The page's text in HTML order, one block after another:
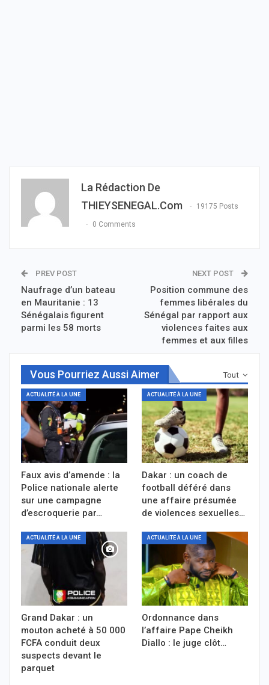
La Rédaction De
THIEYSENEGAL.com
19175 Posts
0 Comments
PREV POST
Naufrage d’un bateau
en Mauritanie : 13
Sénégalais figurent
parmi les 58 morts
NEXT POST
Position commune des
femmes libérales du
Sénégal par rapport aux
violences faites aux
femmes et aux filles
Tout
Vous Pourriez Aussi Aimer
ACTUALITÉ À LA UNE
Faux avis d’amende : la
Police nationale alerte
sur une campagne
d’escroquerie par…
ACTUALITÉ À LA UNE
Dakar : un coach de
football déféré dans
une affaire présumée
de violences sexuelles…
ACTUALITÉ À LA UNE
Grand Dakar : un
mouton acheté à 50 000
FCFA conduit deux
suspects devant le
parquet
ACTUALITÉ À LA UNE
Ordonnance dans
l’affaire Pape Cheikh
Diallo : le juge clôt…